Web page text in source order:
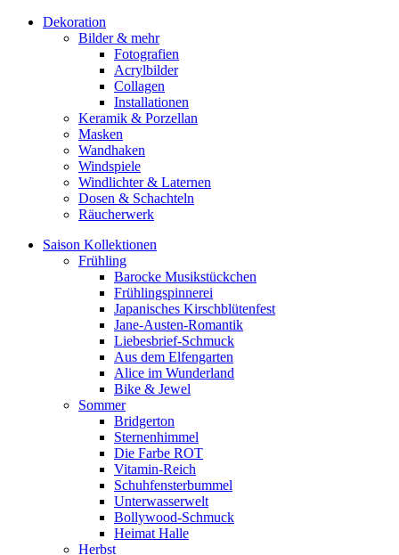
Dekoration
Bilder & mehr
Fotografien
Acrylbilder
Collagen
Installationen
Keramik & Porzellan
Masken
Wandhaken
Windspiele
Windlichter & Laternen
Dosen & Schachteln
Räucherwerk
Saison Kollektionen
Frühling
Barocke Musikstückchen
Frühlingspinnerei
Japanisches Kirschblütenfest
Jane-Austen-Romantik
Liebesbrief-Schmuck
Aus dem Elfengarten
Alice im Wunderland
Bike & Jewel
Sommer
Bridgerton
Sternenhimmel
Die Farbe ROT
Vitamin-Reich
Schuhfensterbummel
Unterwasserwelt
Bollywood-Schmuck
Heimat Halle
Herbst